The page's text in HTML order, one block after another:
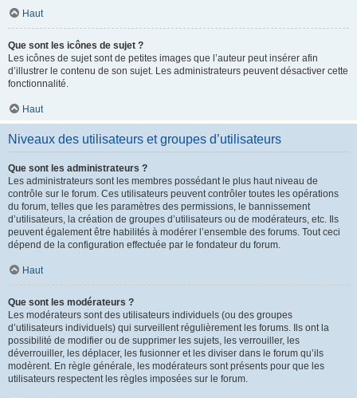
Haut
Que sont les icônes de sujet ?
Les icônes de sujet sont de petites images que l’auteur peut insérer afin
d’illustrer le contenu de son sujet. Les administrateurs peuvent désactiver cette
fonctionnalité.
Haut
Niveaux des utilisateurs et groupes d’utilisateurs
Que sont les administrateurs ?
Les administrateurs sont les membres possédant le plus haut niveau de
contrôle sur le forum. Ces utilisateurs peuvent contrôler toutes les opérations
du forum, telles que les paramètres des permissions, le bannissement
d’utilisateurs, la création de groupes d’utilisateurs ou de modérateurs, etc. Ils
peuvent également être habilités à modérer l’ensemble des forums. Tout ceci
dépend de la configuration effectuée par le fondateur du forum.
Haut
Que sont les modérateurs ?
Les modérateurs sont des utilisateurs individuels (ou des groupes
d’utilisateurs individuels) qui surveillent régulièrement les forums. Ils ont la
possibilité de modifier ou de supprimer les sujets, les verrouiller, les
déverrouiller, les déplacer, les fusionner et les diviser dans le forum qu’ils
modèrent. En règle générale, les modérateurs sont présents pour que les
utilisateurs respectent les règles imposées sur le forum.